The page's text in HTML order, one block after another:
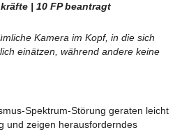
| 10 FP beantragt
Kamera im Kopf, in die sich
einätzen, während andere keine
Spektrum-Störung geraten leicht
und zeigen herausforderndes